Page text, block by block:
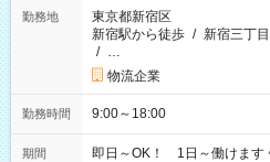
勤務地
東京都新宿区
新宿駅から徒歩 / 新宿三丁
/ …
物流企業
勤務時間 9:00～18:00
期間 即日～OK！ 1日～働けます